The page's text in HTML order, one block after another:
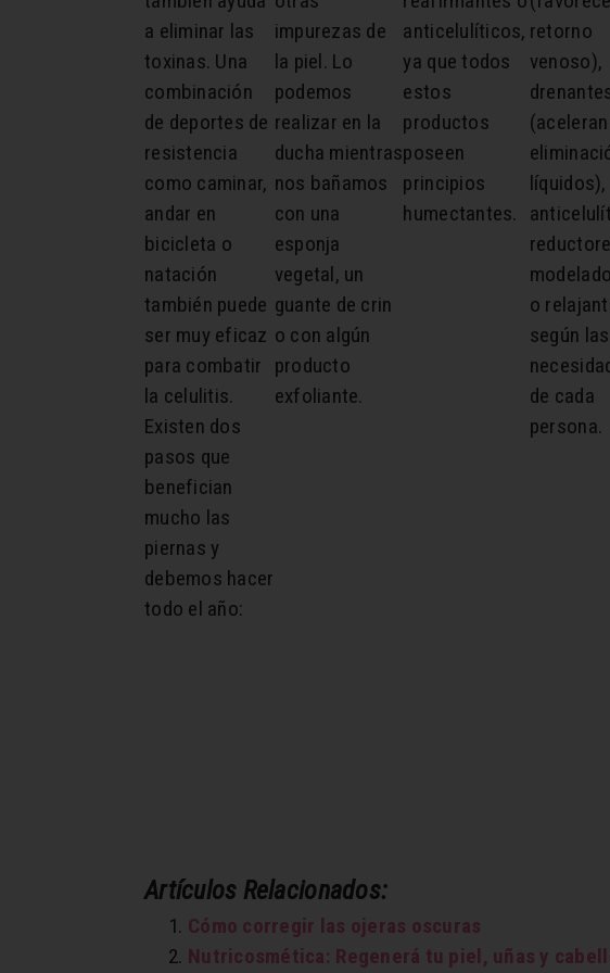
a eliminar las
toxinas. Una
combinación
de deportes de
resistencia
como caminar,
andar en
bicicleta o
natación
también puede
ser muy eficaz
para combatir
la celulitis.
Existen dos
pasos que
benefician
mucho las
piernas y
debemos hacer
todo el año:
impurezas de
la piel. Lo
podemos
realizar en la
ducha mientras
nos bañamos
con una
esponja
vegetal, un
guante de crin
o con algún
producto
exfoliante.
anticelulíticos,
ya que todos
estos
productos
poseen
principios
humectantes.
retorno
venoso),
líquidos),
o
según las
de cada
persona.
Artículos Relacionados:
Cómo corregir las ojeras oscuras
Nutricosmética: Regenerá tu piel, uñas y